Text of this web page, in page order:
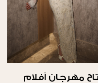
مهرجان أفلام